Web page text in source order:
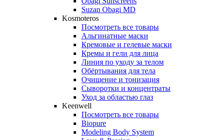
Suzan Obagi MD
Kosmoteros
Посмотреть все товары
Альгинатные маски
Кремовые и гелевые маски
Кремы и гели для лица
Линия по уходу за телом
Обёртывания для тела
Очищение и тонизация
Сыворотки и концентраты
Уход за областью глаз
Keenwell
Посмотреть все товары
Biopure
Modeling Body System